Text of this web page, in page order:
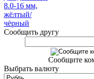
Сообщить другу
Сообщите
Выбрать валюту